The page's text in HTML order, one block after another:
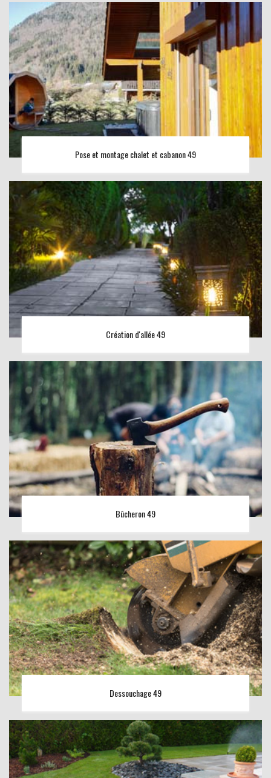
Pose et montage chalet et cabanon 49
Création d'allée 49
Bûcheron 49
Dessouchage 49